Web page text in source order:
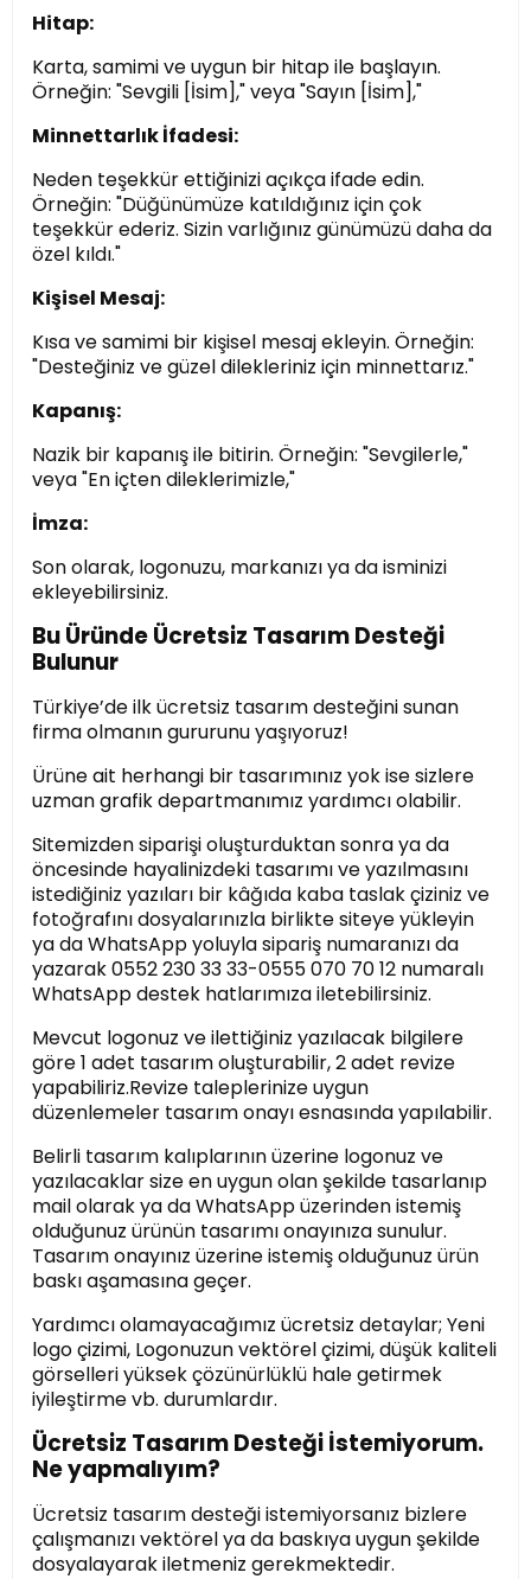
Hitap:
Karta, samimi ve uygun bir hitap ile başlayın.
Örneğin: "Sevgili [İsim]," veya "Sayın [İsim],"
Minnettarlık İfadesi:
Neden teşekkür ettiğinizi açıkça ifade edin.
Örneğin: "Düğünümüze katıldığınız için çok
teşekkür ederiz. Sizin varlığınız günümüzü daha da
özel kıldı."
Kişisel Mesaj:
Kısa ve samimi bir kişisel mesaj ekleyin. Örneğin:
"Desteğiniz ve güzel dilekleriniz için minnettarız."
Kapanış:
Nazik bir kapanış ile bitirin. Örneğin: "Sevgilerle,"
veya "En içten dileklerimizle,"
İmza:
Son olarak, logonuzu, markanızı ya da isminizi
ekleyebilirsiniz.
Bu Üründe Ücretsiz Tasarım Desteği
Bulunur
Türkiye’de ilk ücretsiz tasarım desteğini sunan
firma olmanın gururunu yaşıyoruz!
Ürüne ait herhangi bir tasarımınız yok ise sizlere
uzman grafik departmanımız yardımcı olabilir.
Sitemizden siparişi oluşturduktan sonra ya da
öncesinde hayalinizdeki tasarımı ve yazılmasını
istediğiniz yazıları bir kâğıda kaba taslak çiziniz ve
fotoğrafını dosyalarınızla birlikte siteye yükleyin
ya da WhatsApp yoluyla sipariş numaranızı da
yazarak 0552 230 33 33-0555 070 70 12 numaralı
WhatsApp destek hatlarımıza iletebilirsiniz.
Mevcut logonuz ve ilettiğiniz yazılacak bilgilere
göre 1 adet tasarım oluşturabilir, 2 adet revize
yapabiliriz.Revize taleplerinize uygun
düzenlemeler tasarım onayı esnasında yapılabilir.
Belirli tasarım kalıplarının üzerine logonuz ve
yazılacaklar size en uygun olan şekilde tasarlanıp
mail olarak ya da WhatsApp üzerinden istemiş
olduğunuz ürünün tasarımı onayınıza sunulur.
Tasarım onayınız üzerine istemiş olduğunuz ürün
baskı aşamasına geçer.
Yardımcı olamayacağımız ücretsiz detaylar; Yeni
logo çizimi, Logonuzun vektörel çizimi, düşük kaliteli
görselleri yüksek çözünürlüklü hale getirmek
iyileştirme vb. durumlardır.
Ücretsiz Tasarım Desteği İstemiyorum.
Ne yapmalıyım?
Ücretsiz tasarım desteği istemiyorsanız bizlere
çalışmanızı vektörel ya da baskıya uygun şekilde
dosyalayarak iletmeniz gerekmektedir.